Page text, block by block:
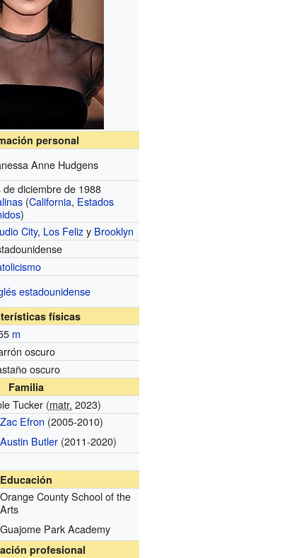
personal
Anne Hudgens
de diciembre de 1988
(California, Estados
)
City, Los Felizy Brooklyn
estadounidense
físicas
m
oscuro
oscuro
Familia
Tucker (matr. 2023)
Zac Efron (2005-2010)
Austin Butler (2011-2020)
Educación
Orange County School of the
Arts
Guajome Park Academy
profesional